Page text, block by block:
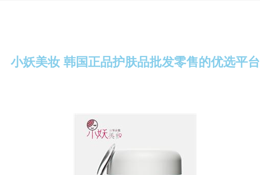
小妖美妆 韩国正品护肤品批发零售的优选平台